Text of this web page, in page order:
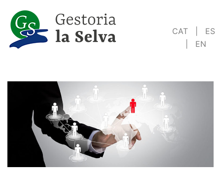
contenido
CAT
ES
EN